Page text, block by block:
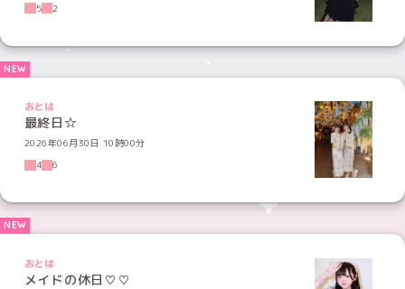
5
2
おとは
最終日☆
2026年06月30日 10時00分
4
6
おとは
メイドの休日♡♡